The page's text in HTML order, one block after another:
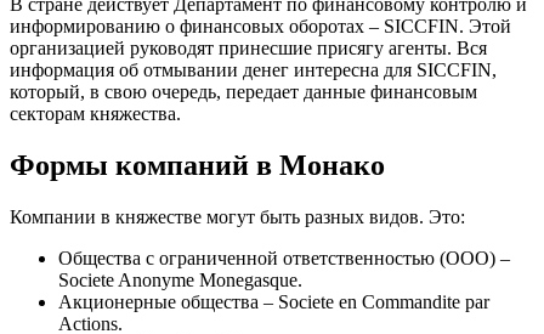
В стране действует Департамент по финансовому контролю и
информированию о финансовых оборотах – SICCFIN. Этой
организацией руководят принесшие присягу агенты. Вся
информация об отмывании денег интересна для SICCFIN,
который, в свою очередь, передает данные финансовым
секторам княжества.
Формы компаний в Монако
Компании в княжестве могут быть разных видов. Это:
Общества с ограниченной ответственностью (ООО) –
Societe Anonyme Monegasque.
Акционерные общества – Societe en Commandite par
Actions.